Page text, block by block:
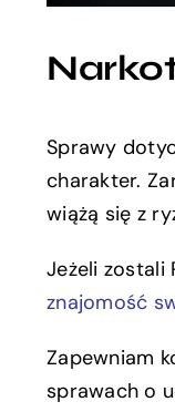
Sprawy
charakter.
wiążą się z
Jeżeli zostali
znajomość
Zapewniam
sprawach o